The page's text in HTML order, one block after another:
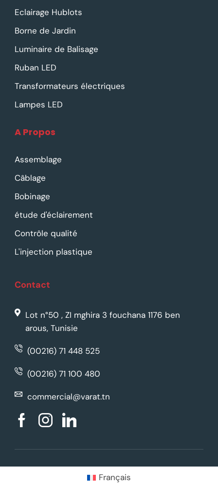
Eclairage Hublots
Borne de Jardin
Luminaire de Balisage
Ruban LED
Transformateurs électriques
Lampes LED
A Propos
Assemblage
Câblage
Bobinage
étude d'éclairement
Contrôle qualité
L'injection plastique
Contact
Lot n°50 , ZI mghira 3 fouchana 1176 ben
arous, Tunisie
(00216) 71 448 525
(00216) 71 100 480
commercial@varat.tn
Français